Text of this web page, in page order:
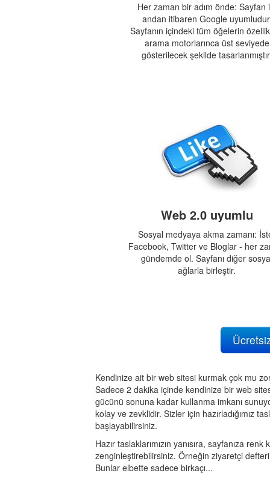
Her zaman bir adım önde: Sayfan
andan itibaren Google
Sayfanın içindeki tüm öğelerin
arama motorlarınca üst seviyede
gösterilecek şekilde
Web 2.0 uyumlu
Sosyal medyaya akma zamanı:
Facebook, Twitter ve Bloglar - her
gündemde ol. Sayfanı diğer
ağlarla birleştir.
Kendinize ait bir web sitesi kurmak çok mu
Sadece 2 dakika içinde kendinize bir web
gücünü sonuna kadar kullanma imkanı
kolay ve zevklidir. Sizler için hazırladığımız
başlayabilirsiniz.
Hazır taslaklarımızın yanısıra, sayfanıza
zenginleştirebilirsiniz. Örneğin ziyaretçi
Bunlar elbette sadece birkaçı...